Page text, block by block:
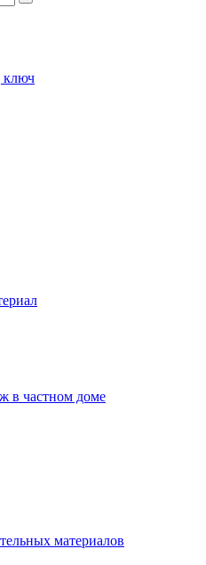
ключ
в частном доме
материалов